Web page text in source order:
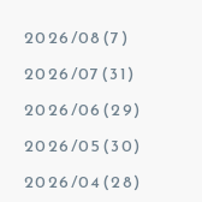
2026/08(7)
2026/07(31)
2026/06(29)
2026/05(30)
2026/04(28)